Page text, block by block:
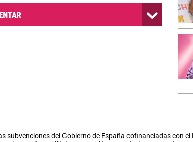
subvenciones del Gobierno de España cofinanciadas con el